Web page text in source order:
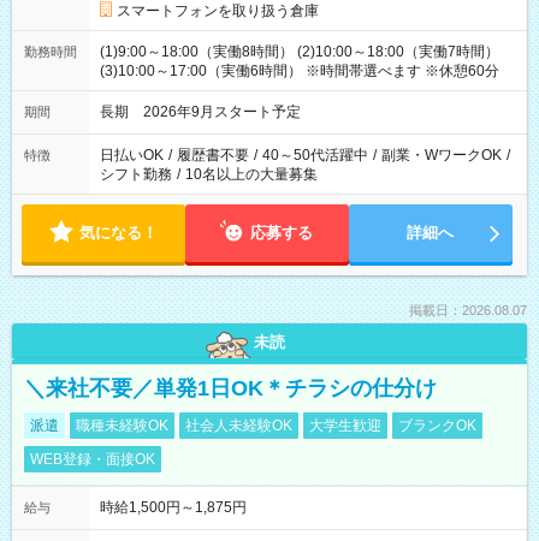
スマートフォンを取り扱う倉庫
勤務時間
(1)9:00～18:00（実働8時間） (2)10:00～18:00（実働7時間）
(3)10:00～17:00（実働6時間） ※時間帯選べます ※休憩60分
期間 長期 2026年9月スタート予定
特徴 日払いOK / 履歴書不要 / 40～50代活躍中 / 副業・WワークOK /
シフト勤務 / 10名以上の大量募集
気になる！ 応募する 詳細へ
掲載日：2026.08.07
未読
＼来社不要／単発1日OK＊チラシの仕分け
派遣 職種未経験OK 社会人未経験OK 大学生歓迎
ブランクOK
WEB登録・面接OK
給与 時給1,500円～1,875円